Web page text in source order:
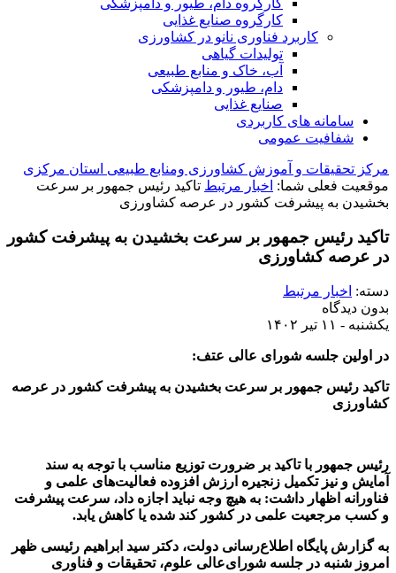
کارگروه دام، طیور و دامپزشکی
کارگروه صنایع غذایی
کاربرد فناوری نانو در کشاورزی
تولیدات گیاهی
آب، خاک و منابع طبیعی
دام، طیور و دامپزشکی
صنایع غذایی
سامانه های کاربردی
شفافیت عمومی
مرکز تحقیقات و آموزش کشاورزی ومنابع طبیعی استان مرکزی
موقعیت فعلی شما: اخبار مرتبط تاکید رئیس جمهور بر سرعت
بخشیدن به پیشرفت کشور در عرصه کشاورزی
تاکید رئیس جمهور بر سرعت بخشیدن به پیشرفت کشور
در عرصه کشاورزی
دسته: اخبار مرتبط
بدون دیدگاه
یکشنبه - ۱۱ تیر ۱۴۰۲
در اولین جلسه شورای عالی عتف:
تاکید رئیس جمهور بر سرعت بخشیدن به پیشرفت کشور در عرصه
کشاورزی
رئیس جمهور با تاکید بر ضرورت توزیع مناسب با توجه به سند
آمایش و نیز تکمیل زنجیره ارزش افزوده فعالیت‌های علمی و
فناورانه اظهار داشت: به هیچ وجه نباید اجازه داد، سرعت پیشرفت
و کسب مرجعیت علمی در کشور کند شده یا کاهش یابد.
به گزارش پایگاه اطلاع‌رسانی دولت، دکتر سید ابراهیم رئیسی ظهر
امروز شنبه در جلسه شورای‌عالی علوم، تحقیقات و فناوری